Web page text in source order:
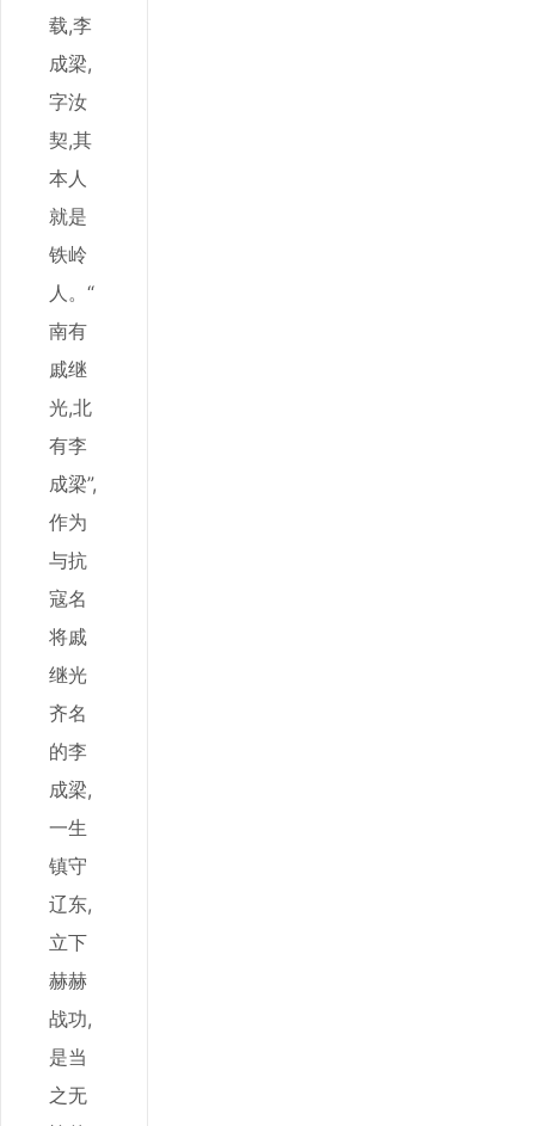
载,李
成梁,
字汝
契,其
本人
就是
铁岭
人。“
南有
戚继
光,北
有李
成梁”,
作为
与抗
寇名
将戚
继光
齐名
的李
成梁,
一生
镇守
辽东,
立下
赫赫
战功,
是当
之无